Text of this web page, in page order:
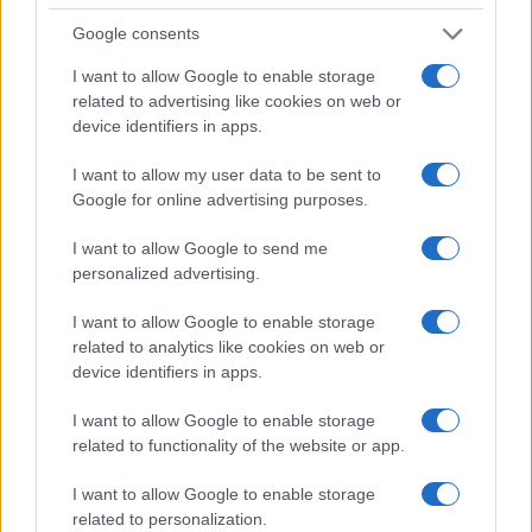
Google consents
I want to allow Google to enable storage
related to advertising like cookies on web or
device identifiers in apps.
I want to allow my user data to be sent to
Google for online advertising purposes.
I want to allow Google to send me
personalized advertising.
I want to allow Google to enable storage
related to analytics like cookies on web or
device identifiers in apps.
I want to allow Google to enable storage
related to functionality of the website or app.
I want to allow Google to enable storage
related to personalization.
I nostri cari
I nostri cari
Giovannimaria Cabras